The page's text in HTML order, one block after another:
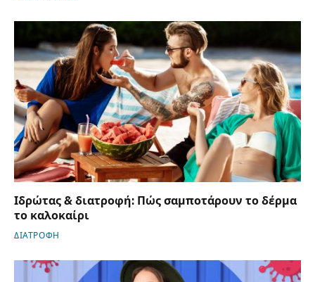
Ιδρώτας & διατροφή: Πώς σαμποτάρουν το δέρμα
το καλοκαίρι
ΔΙΑΤΡΟΦΗ